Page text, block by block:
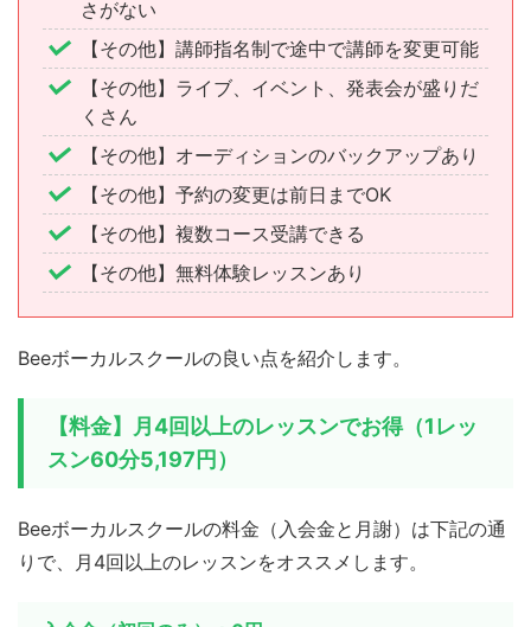
さがない
【その他】講師指名制で途中で講師を変更可能
【その他】ライブ、イベント、発表会が盛りだ
くさん
【その他】オーディションのバックアップあり
【その他】予約の変更は前日までOK
【その他】複数コース受講できる
【その他】無料体験レッスンあり
Beeボーカルスクールの良い点を紹介します。
【料金】月4回以上のレッスンでお得（1レッ
スン60分5,197円）
Beeボーカルスクールの料金（入会金と月謝）は下記の通
りで、月4回以上のレッスンをオススメします。